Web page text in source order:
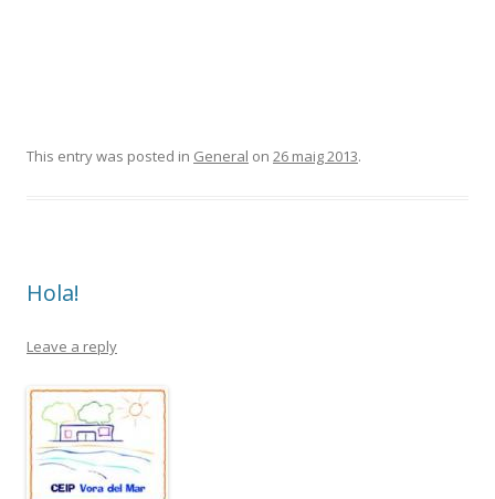
This entry was posted in General on 26 maig 2013.
Hola!
Leave a reply